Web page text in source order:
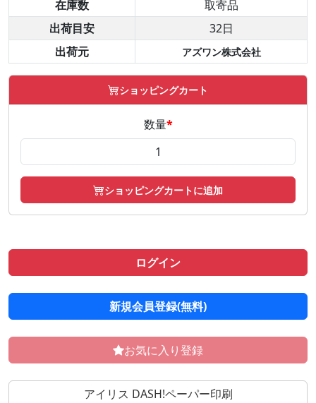
在庫数
取寄品
出荷目安
32日
出荷元
アズワン株式会社
ショッピングカート
数量*
ショッピングカートに追加
ログイン
新規会員登録(無料)
お気に入り登録
アイリス DASH!ペーパー印刷